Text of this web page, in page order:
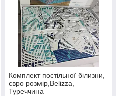
Комплект постільної білизни,
євро розмір,Belizza,
Туреччина